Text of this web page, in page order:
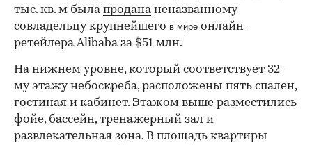
тыс. кв. м былапродананеназванному
совладельцу крупнейшего в мире онлайн-
ретейлера Alibaba за $51 млн.
На нижнем уровне, который соответствует 32-
му этажу небоскреба, расположены пять спален,
гостиная и кабинет. Этажом выше разместились
фойе, бассейн, тренажерный зал и
развлекательная зона. В площадь квартиры